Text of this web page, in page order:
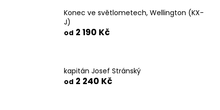
Konec ve světlometech, Wellington (KX-
J)
od 2 190 Kč
kapitán Josef Stránský
od 2 240 Kč
HLEDAT